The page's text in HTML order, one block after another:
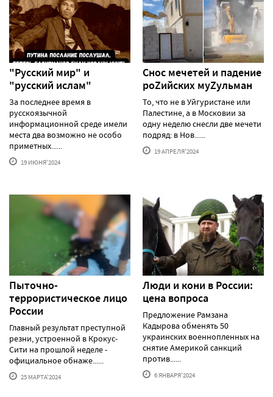
"Русский мир" и
"русский ислам"
За последнее время в
русскоязычной
информационной среде имели
места два возможно не особо
приметных......
19 ИЮНЯ'2024
Снос мечетей и падение
роZийских муZульман
То, что не в Уйгуристане или
Палестине, а в Московии за
одну неделю снесли две мечети
подряд: в Нов......
19 АПРЕЛЯ'2024
Пыточно-
террористическое лицо
России
Главный результат преступной
резни, устроенной в Крокус-
Сити на прошлой неделе -
официальное обнаже......
25 МАРТА'2024
Люди и кони в России:
цена вопроса
Предложение Рамзана
Кадырова обменять 50
украинских военнопленных на
снятие Америкой санкций
против......
6 ЯНВАРЯ'2024